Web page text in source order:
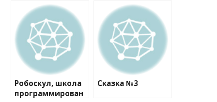
Робоскул, школа
программирован
Сказка №3